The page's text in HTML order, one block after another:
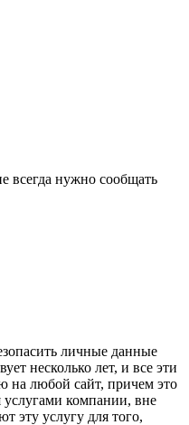
всегда нужно сообщать
личные данные
несколько лет, и все эти
на любой сайт, причем это
услугами компании, вне
эту услугу для того,